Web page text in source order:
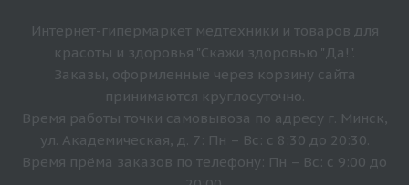
Интернет-гипермаркет медтехники и товаров для
красоты и здоровья "Скажи здоровью "Да!".
Заказы, оформленные через корзину сайта
принимаются круглосуточно.
Время работы точки самовывоза по адресу г. Минск,
ул. Академическая, д. 7: Пн – Вс: с 8:30 до 20:30.
Время прёма заказов по телефону: Пн – Вс: с 9:00 до